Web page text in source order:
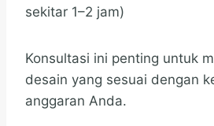
sekitar 1–2 jam)
Konsultasi ini penting untuk
desain yang sesuai dengan
anggaran Anda.